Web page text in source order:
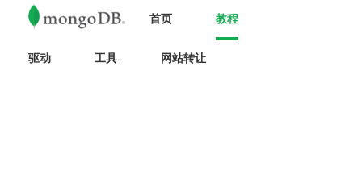
首页 教程
驱动 工具 网站转让